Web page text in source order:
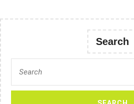
Search
for: